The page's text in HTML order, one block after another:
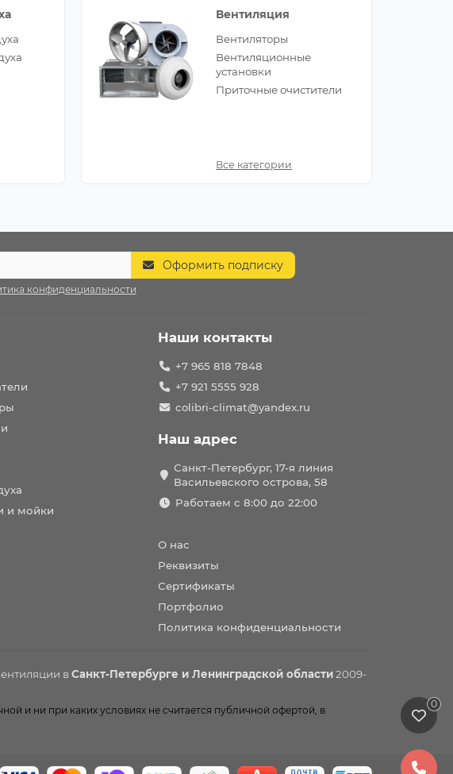
Вентиляция
Вентиляторы
Вентиляционные
установки
Приточные очистители
Все категории
Оформить подписку
конфиденциальности
и мойки
Наши контакты
+7 965 818 7848
+7 921 5555 928
colibri-climat@yandex.ru
Наш адрес
Санкт-Петербург, 17-я линия
Васильевского острова, 58
Работаем с 8:00 до 22:00
О нас
Реквизиты
Сертификаты
Портфолио
Политика конфиденциальности
в Санкт-Петербурге и Ленинградской области2009-
и ни при каких условиях не считается публичной офертой, в
0